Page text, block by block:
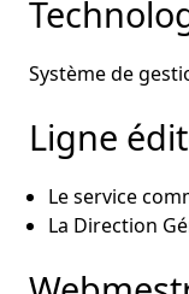
Système de
Ligne
Le service
La Direction